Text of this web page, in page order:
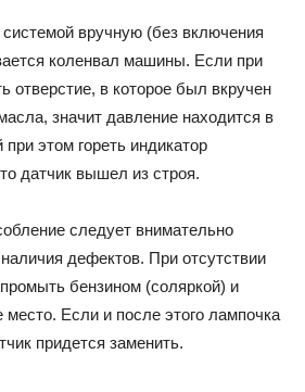
вручную (без включения
коленвал машины. Если при
отверстие, в которое был вкручен
значит давление находится в
этом гореть индикатор
датчик вышел из строя.
следует внимательно
дефектов. При отсутствии
бензином (соляркой) и
место. Если и после этого лампочка
придется заменить.